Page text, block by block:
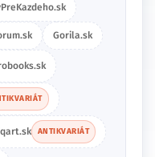
Gorila.sk
ANTIKVARIÁT